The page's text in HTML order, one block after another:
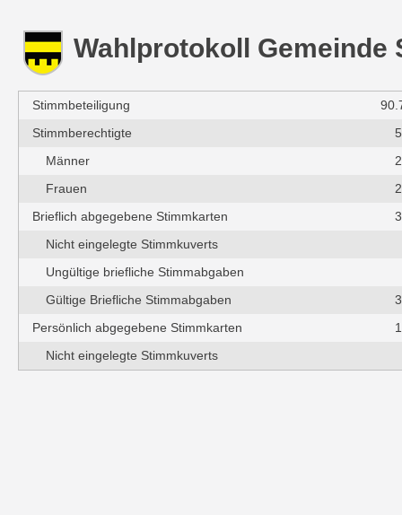
Wahlprotokoll Gemeinde
Stimmbeteiligung
Stimmberechtigte
Männer
Frauen
Brieflich abgegebene Stimmkarten
Nicht eingelegte Stimmkuverts
Ungültige briefliche Stimmabgaben
Gültige Briefliche Stimmabgaben
Persönlich abgegebene Stimmkarten
Nicht eingelegte Stimmkuverts